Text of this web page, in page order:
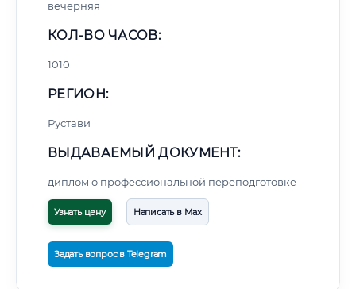
вечерняя
КОЛ-ВО ЧАСОВ:
1010
РЕГИОН:
Рустави
ВЫДАВАЕМЫЙ ДОКУМЕНТ:
диплом о профессиональной переподготовке
Узнать цену Написать в Max
Задать вопрос в Telegram